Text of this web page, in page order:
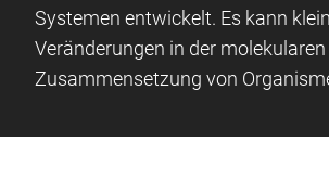
Systemen entwickelt. Es kann
Veränderungen in der molekularen
Zusammensetzung von